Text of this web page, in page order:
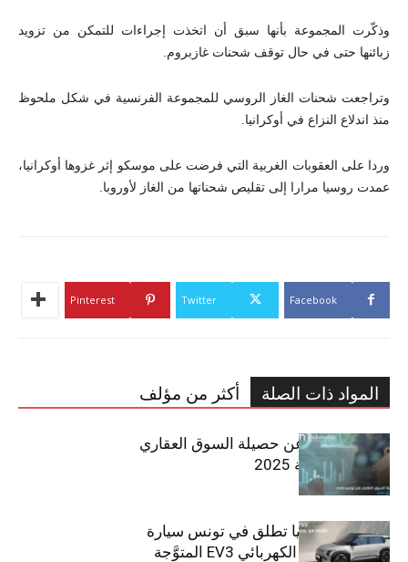
وذكّرت المجموعة بأنها سبق أن اتخذت إجراءات للتمكن من تزويد
زبائنها حتى في حال توقف شحنات غازبروم.
وتراجعت شحنات الغاز الروسي للمجموعة الفرنسية في شكل ملحوظ
منذ اندلاع النزاع في أوكرانيا.
وردا على العقوبات الغربية التي فرضت على موسكو إثر غزوها أوكرانيا،
عمدت روسيا مرارا إلى تقليص شحناتها من الغاز لأوروبا.
Facebook
Twitter
Pinterest
المواد ذات الصلة أكثر من مؤلف
مبوب تكشف عن حصيلة السوق العقاري
في تونس لسنة 2025
سيتي كارز – كيا تطلق في تونس سيارة
الـدفع الرباعي الكهربائي EV3 المتوَّجة